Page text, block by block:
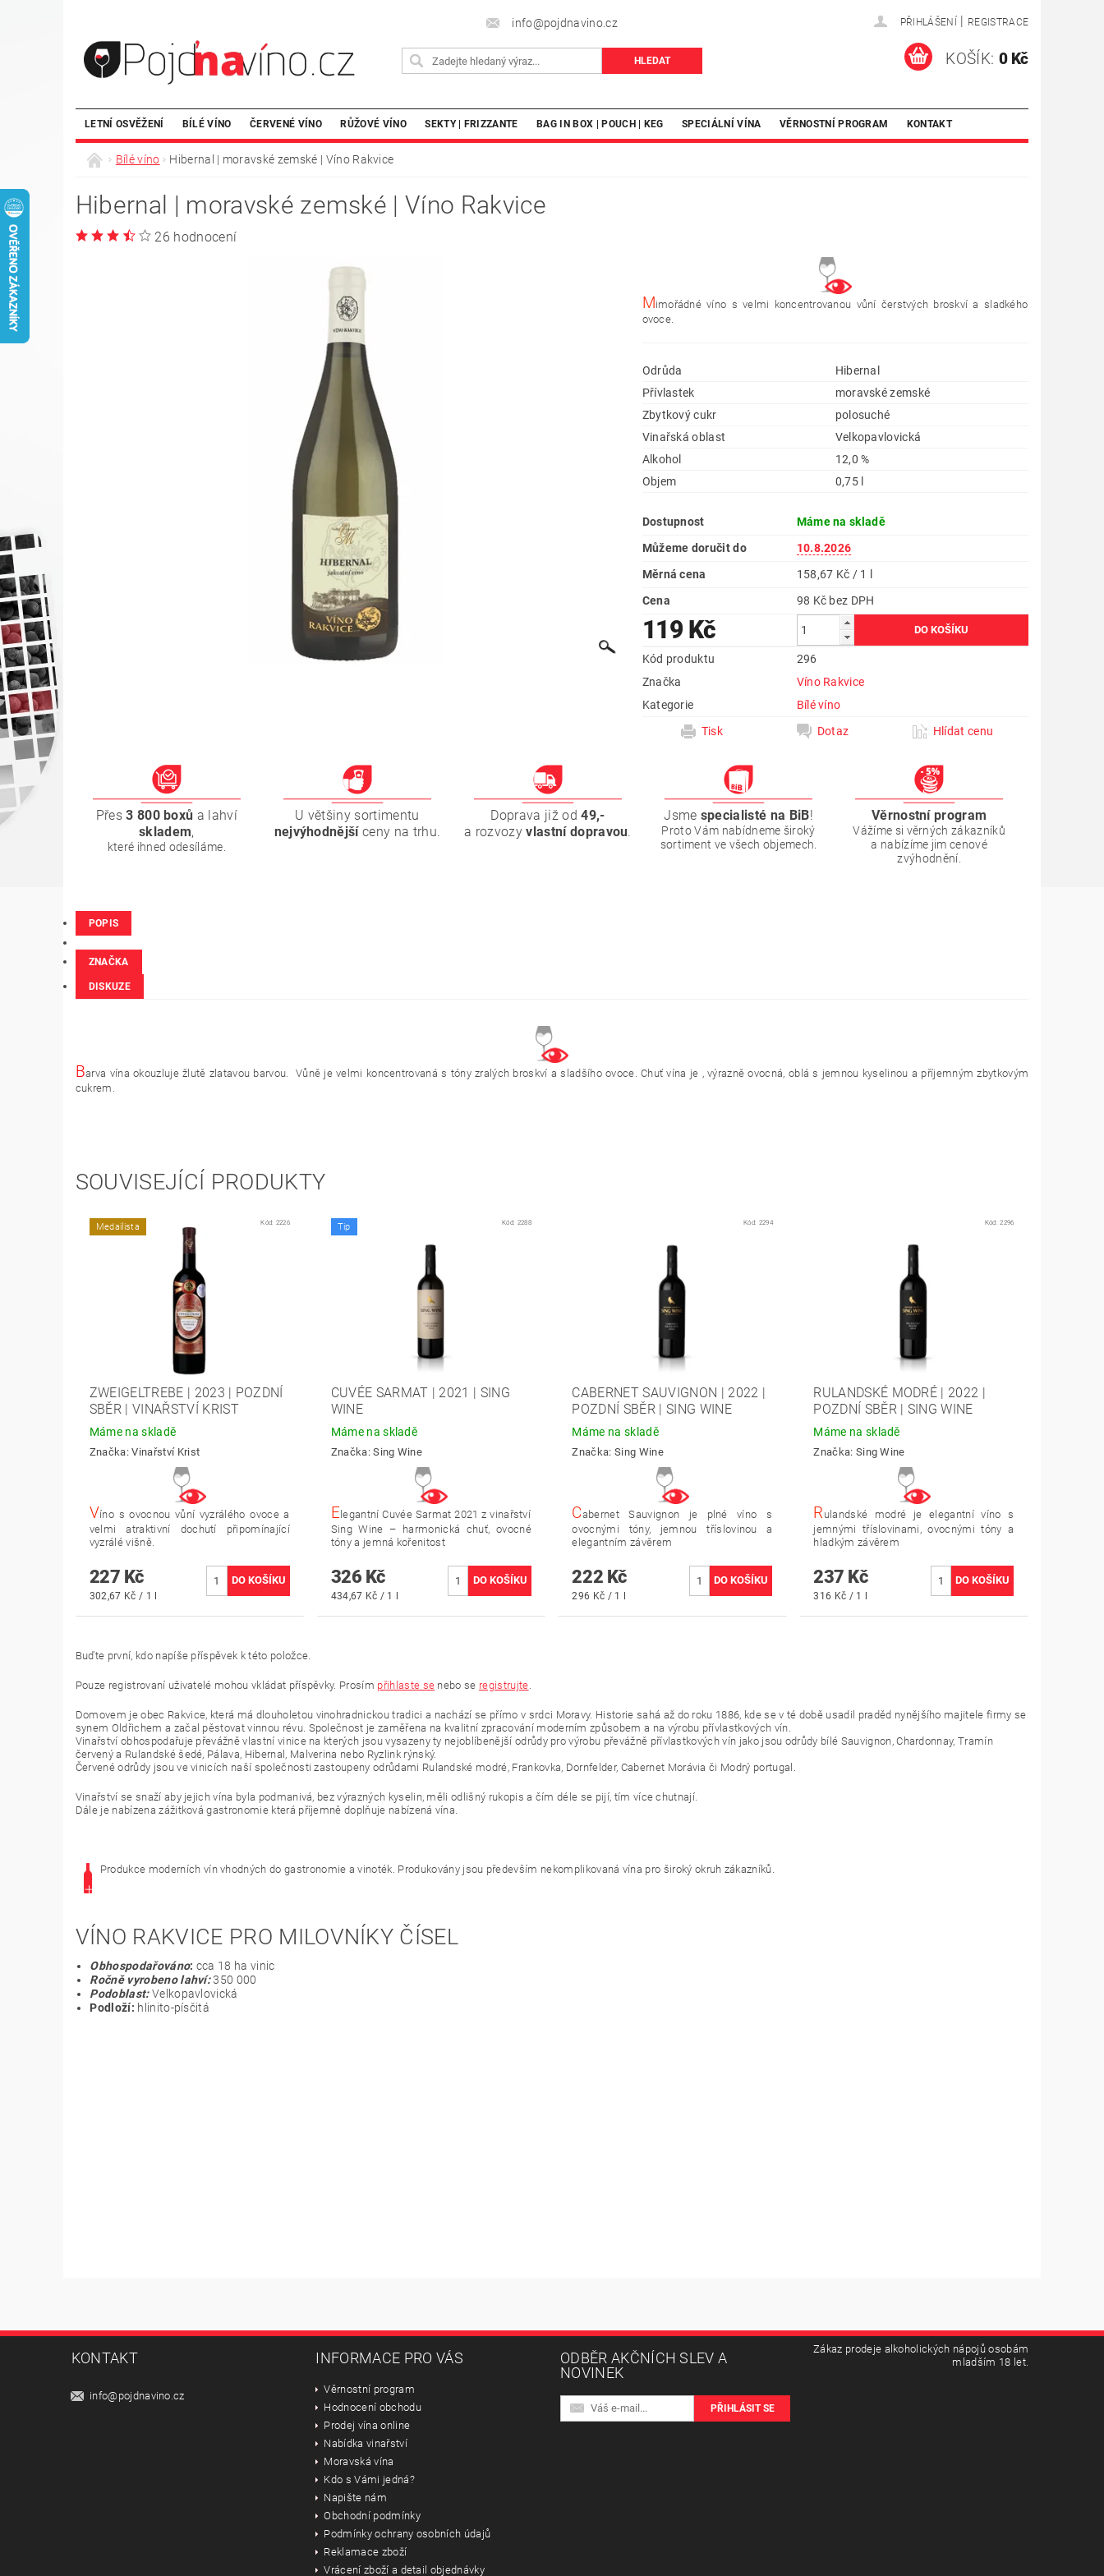
info@pojdnavino.cz PŘIHLÁŠENÍ | REGISTRACE
KOŠÍK: 0 Kč
LETNÍ OSVĚŽENÍ BÍLÉ VÍNO ČERVENÉ VÍNO RŮŽOVÉ VÍNO SEKTY | FRIZZANTE BAG IN BOX | POUCH | KEG SPECIÁLNÍ VÍNA VĚRNOSTNÍ PROGRAM KONTAKT
Bílé víno Hibernal | moravské zemské | Víno Rakvice
Hibernal | moravské zemské | Víno Rakvice
26 hodnocení
Mimořádné víno s velmi koncentrovanou vůní čerstvých broskví a sladkého
ovoce.
Odrůda
Hibernal
Přívlastek
moravské zemské
Zbytkový cukr
polosuché
Vinařská oblast
Velkopavlovická
Alkohol
12,0 %
Objem
0,75 l
Dostupnost
Máme na skladě
Můžeme doručit do
10.8.2026
Měrná cena
158,67 Kč / 1 l
Cena
98 Kč bez DPH
119 Kč
Kód produktu
296
Značka
Víno Rakvice
Kategorie
Bílé víno
Tisk
Dotaz Hlídat cenu
Přes3 800 boxů a lahví
skladem,
které ihned odesíláme.
U většiny sortimentu
nejvýhodnějšíceny na trhu.
Doprava již od49,-
a rozvozyvlastní dopravou.
Jsme specialisté na BiB!
Proto Vám nabídneme široký
sortiment ve všech objemech.
Věrnostní program
Vážíme si věrných zákazníků
a nabízíme jim cenové
zvýhodnění.
POPIS
ZNAČKA
DISKUZE
Barva vína okouzluje žlutě zlatavou barvou. Vůně je velmi koncentrovaná s tóny zralých broskví a sladšího ovoce. Chuť vína je , výrazně ovocná, oblá s jemnou kyselinou a příjemným zbytkovým
cukrem.
SOUVISEJÍCÍ PRODUKTY
Medailista Kód: 2226
ZWEIGELTREBE | 2023 | POZDNÍ
SBĚR | VINAŘSTVÍ KRIST
Máme na skladě
Značka:Vinařství Krist
Víno s ovocnou vůní vyzrálého ovoce a
velmi atraktivní dochutí připomínající
vyzrálé višně.
227 Kč
302,67 Kč / 1 l
Tip Kód: 2288
CUVÉE SARMAT | 2021 | SING
WINE
Máme na skladě
Značka:Sing Wine
Elegantní Cuvée Sarmat 2021 z vinařství
Sing Wine – harmonická chuť, ovocné
tóny a jemná kořenitost
326 Kč
434,67 Kč / 1 l
Kód: 2294
CABERNET SAUVIGNON | 2022 |
POZDNÍ SBĚR | SING WINE
Máme na skladě
Značka:Sing Wine
Cabernet Sauvignon je plné víno s
ovocnými tóny, jemnou tříslovinou a
elegantním závěrem
222 Kč
296 Kč / 1 l
Kód:2296
RULANDSKÉ MODRÉ | 2022 |
POZDNÍ SBĚR | SING WINE
Máme na skladě
Značka: Sing Wine
R ulandské modré je elegantní víno s
jemnými tříslovinami, ovocnými tóny a
hladkým závěrem
237 Kč
316 Kč / 1 l
Buďte první, kdo napíše příspěvek k této položce.
Pouze registrovaní uživatelé mohou vkládat příspěvky. Prosím přihlaste se nebo se registrujte
Domovem je obec Rakvice, která má dlouholetou vinohradnickou tradici a nachází se přímo v srdci Moravy. Historie sahá až do roku 1886, kde se v té době usadil praděd nynějšího majitele firmy se
synem Oldřichem a začal pěstovat vinnou révu. Společnost je zaměřena na kvalitní zpracování moderním způsobem a na výrobu přívlastkových vín.
Vinařství obhospodařuje převážně vlastní vinice na kterých jsou vysazeny ty nejoblíbenější odrůdy pro výrobu převážně přívlastkových vín jako jsou odrůdy bílé Sauvignon, Chardonnay, Tramín
červený a Rulandské šedé, Pálava, Hibernal, Malverina nebo Ryzlink rýnský.
Červené odrůdy jsou ve vinicích naší společnosti zastoupeny odrůdami Rulandské modré, Frankovka, Dornfelder, Cabernet Morávia či Modrý portugal.
Vinařství se snaží aby jejich vína byla podmanivá, bez výrazných kyselin, měli odlišný rukopis a čím déle se pijí, tím více chutnají.
Dále je nabízena zážitková gastronomie která příjemně doplňuje nabízená vína.
Produkce moderních vín vhodných do gastronomie a vinoték. Produkovány jsou především nekomplikovaná vína pro široký okruh zákazníků.
VÍNO RAKVICE PRO MILOVNÍKY ČÍSEL
Obhospodařováno: cca 18 ha vinic
Ročně vyrobeno lahví:350 000
Podoblast:Velkopavlovická
Podloží: hlinito-písčitá
KONTAKT
info@pojdnavino.cz
INFORMACE PRO VÁS
Věrnostní program
Hodnocení obchodu
Prodej vína online
Nabídka vinařství
Moravská vína
Kdo s Vámi jedná?
Napište nám
Obchodní podmínky
Podmínky ochrany osobních údajů
Reklamace zboží
Vrácení zboží a detail objednávky
ODBĚR AKČNÍCH SLEV A
NOVINEK
Zákaz prodeje alkoholických nápojů osobám
mladším 18 let.